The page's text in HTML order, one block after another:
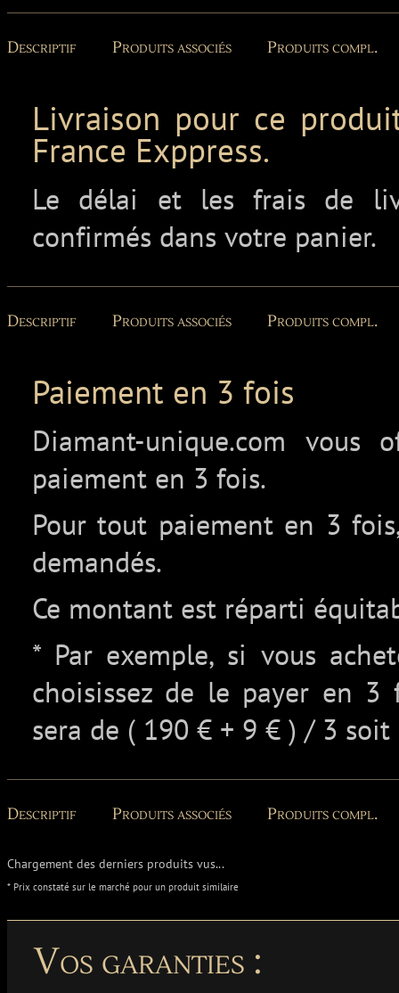
Descriptif Produits associés Produits compl.
Livraison pour ce
France Exppress.
Le délai et les frais de
confirmés dans votre panier.
Descriptif Produits associés Produits compl.
Paiement en 3 fois
Diamant-unique.com vous
paiement en 3 fois.
Pour tout paiement en 3
demandés.
Ce montant est réparti
* Par exemple, si vous
choisissez de le payer en
sera de ( 190 € + 9 € ) / 3 soit
Descriptif Produits associés Produits compl.
Chargement des derniers produits vus...
* Prix constaté sur le marché pour un produit similaire
Vos garanties :